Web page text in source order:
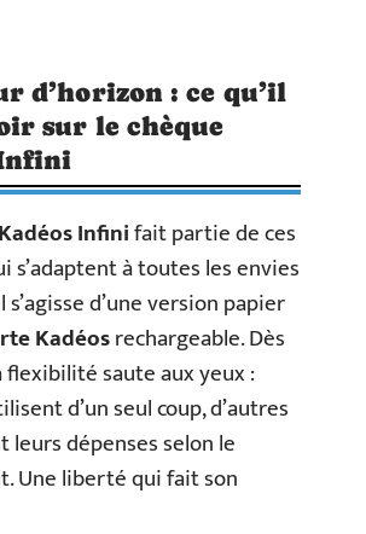
d’horizon : ce qu’il
sur le chèque
Infinifait partie de ces
s’adaptent à toutes les envies
s’agisse d’une version papier
Kadéosrechargeable. Dès
flexibilité saute aux yeux :
d’un seul coup, d’autres
dépenses selon le
Une liberté qui fait son